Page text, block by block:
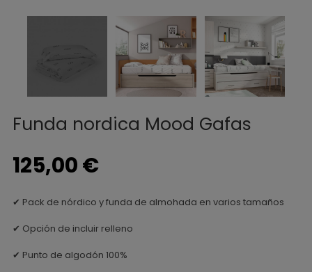
Funda nordica Mood Gafas
125,00 €
✔ Pack de nórdico y funda de almohada en varios tamaños
✔ Opción de incluir relleno
✔ Punto de algodón 100%